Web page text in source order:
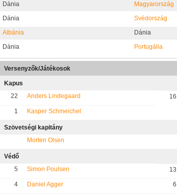
Dánia
Magyarország
Dánia
Svédország
Albánia
Dánia
Dánia
Portugália
Versenyzők/Játékosok
Kapus
22
Anders Lindegaard 16
1 Kasper Schmeichel
Szövetségi kapitány
Morten Olsen
Védő
5
Simon Poulsen 13
4 Daniel Agger 6